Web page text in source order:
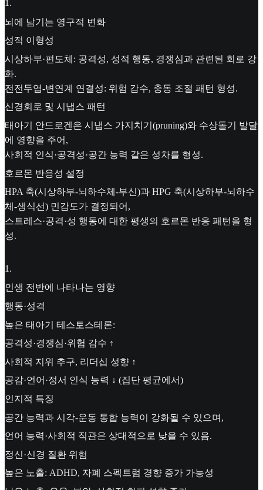
1 .
뇌에 남기는 영구적 변화
성적 이형성
시상하부·편도체: 공격성, 성적 행동, 경쟁심과 관련된 회로 강
화.
전전두엽-변연계 연결성: 위험 감수, 충동 조절 패턴 형성.
신경회로 및 시냅스 패턴
태아기 안드로겐은 시냅스 가지치기(pruning)와 수상돌기 발달
에 영향을 주어,
사회적 인식·공격성·공간 능력 같은 성차를 형성.
호르몬 반응성 설정
HPA 축(시상하부-뇌하수체-부신)과 HPG 축(시상하부-뇌하수
체-생식선) 민감도가 결정되어,
스트레스·공격·성 행동에 대한 평생의 호르몬 반응 패턴을 형
성.
1 .
인생 전반에 나타나는 영향
행동·성격
높은 태아기 테스토스테론:
공격성·경쟁심·위험 감수 ↑
사회적 지위 추구, 리더십 성향 ↑
공감·언어·정서 인식 능력 ↓ (집단 평균에서)
인지적 특징
공간 능력과 시각-운동 통합 능력이 강화될 수 있으며,
언어 능력·사회적 직관은 상대적으로 낮을 수 있음.
정신·신경 질환 위험
높은 노출: ADHD, 자폐 스펙트럼 경향 증가 가능성